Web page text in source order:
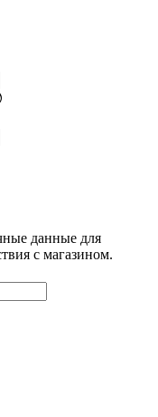
данные для
с магазином.